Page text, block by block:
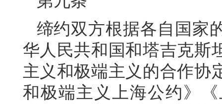
缔约双方根据各自国家
华人民共和国和塔吉克斯
主义和极端主义的合作协
和极端主义上海公约》